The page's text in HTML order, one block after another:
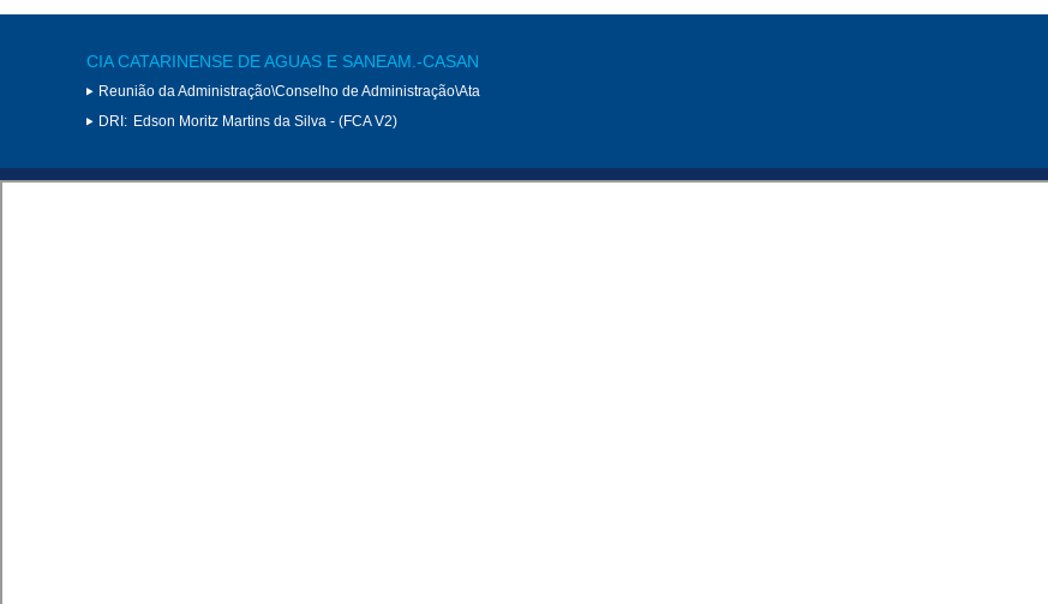
CIA CATARINENSE DE AGUAS E SANEAM.-CASAN
Reunião da Administração\Conselho de Administração\Ata
DRI: Edson Moritz Martins da Silva - (FCA V2)